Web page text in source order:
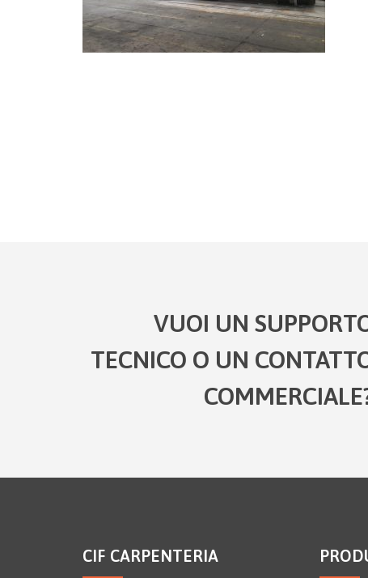
VUOI UN
TECNICO O UN
CIF CARPENTERIA